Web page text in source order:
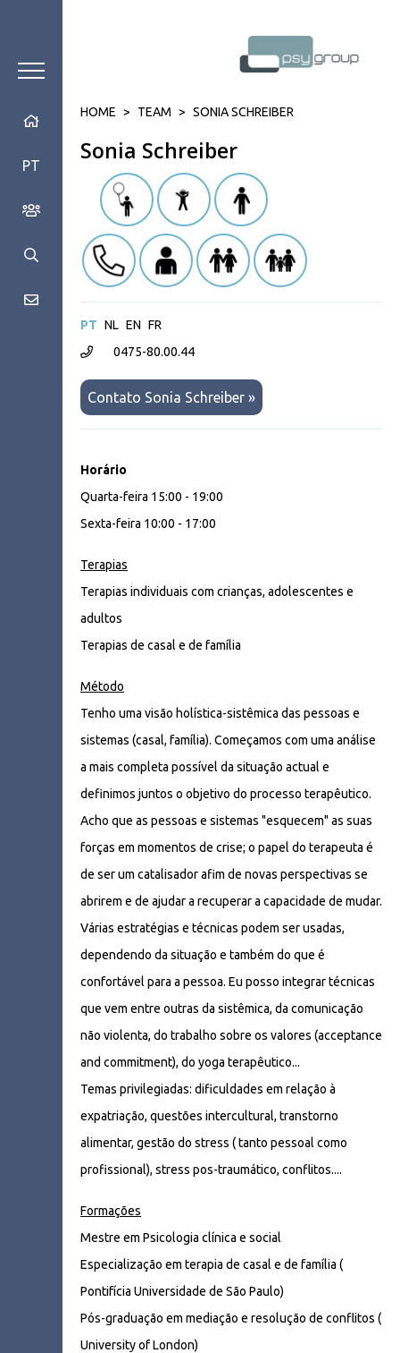
PT
HOME > TEAM > SONIA SCHREIBER
Sonia Schreiber
PT NL EN FR
0475-80.00.44
Contato Sonia Schreiber »
Horário
Quarta-feira 15:00 - 19:00
Sexta-feira 10:00 - 17:00
Terapias
Terapias individuais com crianças, adolescentes e
adultos
Terapias de casal e de família
Método
Tenho uma visão holística-sistêmica das pessoas e
sistemas (casal, família). Começamos com uma análise
a mais completa possível da situação actual e
definimos juntos o objetivo do processo terapêutico.
Acho que as pessoas e sistemas "esquecem" as suas
forças em momentos de crise; o papel do terapeuta é
de ser um catalisador afim de novas perspectivas se
abrirem e de ajudar a recuperar a capacidade de mudar.
Várias estratégias e técnicas podem ser usadas,
dependendo da situação e também do que é
confortável para a pessoa. Eu posso integrar técnicas
que vem entre outras da sistêmica, da comunicação
não violenta, do trabalho sobre os valores (acceptance
and commitment), do yoga terapêutico...
Temas privilegiadas: dificuldades em relação à
expatriação, questões intercultural, transtorno
alimentar, gestão do stress ( tanto pessoal como
profissional), stress pos-traumático, conflitos....
Formações
Mestre em Psicologia clínica e social
Especialização em terapia de casal e de família (
Pontifícia Universidade de São Paulo)
Pós-graduação em mediação e resolução de conflitos (
University of London)